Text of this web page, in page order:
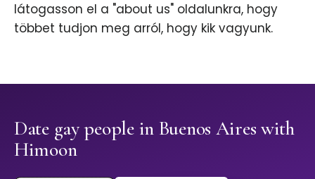
látogasson el a "about us" oldalunkra, hogy
többet tudjon meg arról, hogy kik vagyunk.
Date gay people in Buenos Aires with
Himoon